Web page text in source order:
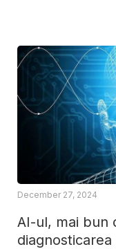
AI-ul, mai bun
December 27, 2024